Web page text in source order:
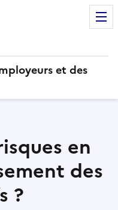
et des
en
des
?